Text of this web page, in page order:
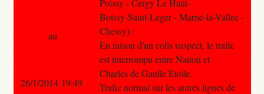
Poissy - Cergy Le Haut-
Boissy-Saint-Leger - Marne-la-Vallee -
Chessy) :
En raison d'un colis suspect, le trafic
est interrompu entre Nation et
Charles de Gaulle Etoile.
Trafic normal sur les autres lignes de
au
26/1/2014 19:49